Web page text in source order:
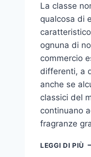
La classe
qualcosa di
ognuna di
commercio
differenti, a
anche se
classici del
continuano
fragranze
LEGGI DI PIÙ